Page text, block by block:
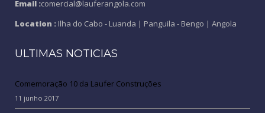
Email :comercial@lauferangola.com
Location : Ilha do Cabo - Luanda | Panguila - Bengo | Angola
ULTIMAS NOTICIAS
Comemoração 10 da Laufer Construções
11 junho 2017